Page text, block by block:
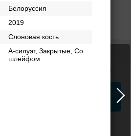
Белоруссия
2019
Слоновая кость
А-силуэт, Закрытые, Со
шлейфом
Журнал